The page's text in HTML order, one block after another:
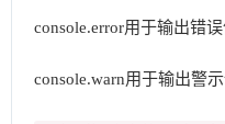
console.error用于输出错
console.warn用于输出警